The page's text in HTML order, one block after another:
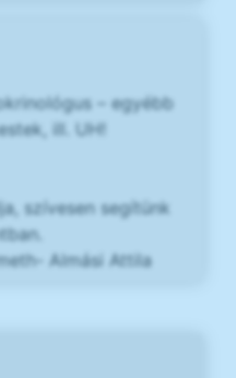
– egyébb
ill. UH!
szívesen segítünk
Almási Attila